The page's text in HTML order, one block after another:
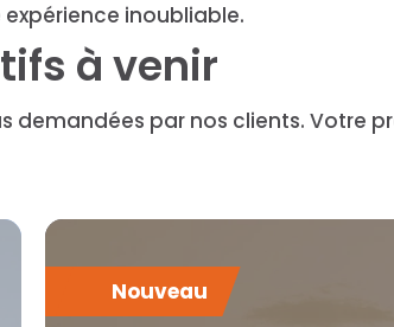
inoubliable.
à venir
demandées par nos clients. Votre
Nouveau